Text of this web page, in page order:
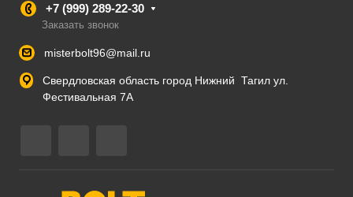
+7 (999) 289-22-30
Заказать звонок
misterbolt96@mail.ru
Свердловская область город Нижний Тагил ул.
Фестивальная 7А